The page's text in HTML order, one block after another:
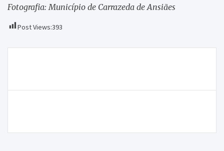
Fotografia: Município de Carrazeda de Ansiães
Post Views:393
artigos